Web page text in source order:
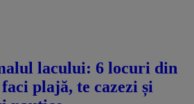
lacului: 6 locuri din
plajă, te cazezi și